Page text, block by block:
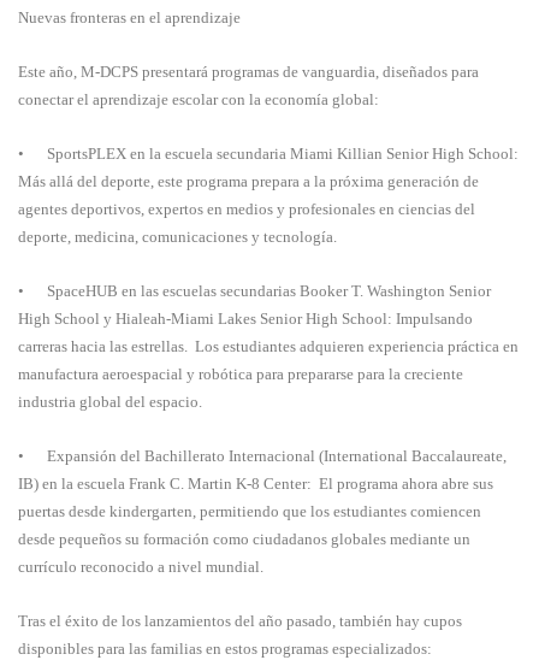
Nuevas fronteras en el aprendizaje
Este año, M-DCPS presentará programas de vanguardia, diseñados para
conectar el aprendizaje escolar con la economía global:
•
SportsPLEX en la escuela secundaria Miami Killian Senior High School:
Más allá del deporte, este programa prepara a la próxima generación de
agentes deportivos, expertos en medios y profesionales en ciencias del
deporte, medicina, comunicaciones y tecnología.
•
SpaceHUB en las escuelas secundarias Booker T. Washington Senior
High School y Hialeah-Miami Lakes Senior High School: Impulsando
carreras hacia las estrellas. Los estudiantes adquieren experiencia práctica en
manufactura aeroespacial y robótica para prepararse para la creciente
industria global del espacio.
•
Expansión del Bachillerato Internacional (International Baccalaureate,
IB) en la escuela Frank C. Martin K-8 Center: El programa ahora abre sus
puertas desde kindergarten, permitiendo que los estudiantes comiencen
desde pequeños su formación como ciudadanos globales mediante un
currículo reconocido a nivel mundial.
Tras el éxito de los lanzamientos del año pasado, también hay cupos
disponibles para las familias en estos programas especializados: